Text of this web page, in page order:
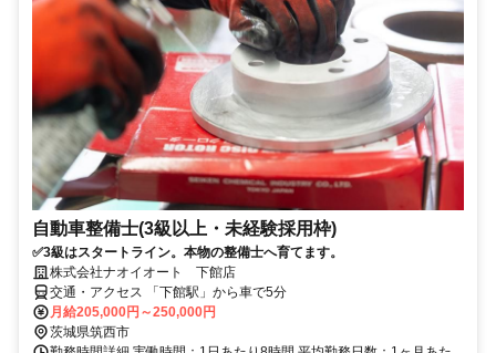
自動車整備士(3級以上・未経験採用枠)
✅3級はスタートライン。本物の整備士へ育てます。
株式会社ナオイオート 下館店
交通・アクセス 「下館駅」から車で5分
月給205,000円～250,000円
茨城県筑西市